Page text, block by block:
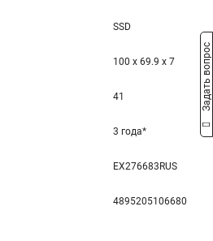
SSD
100 x 69.9 x 7
41
3 года*
EX276683RUS
4895205106680
Задать вопрос